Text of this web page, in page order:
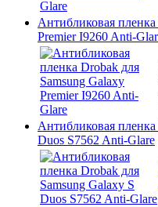
Антибликовая
Premier I9260 Anti-
Антибликовая
Duos S7562 Anti-Glare